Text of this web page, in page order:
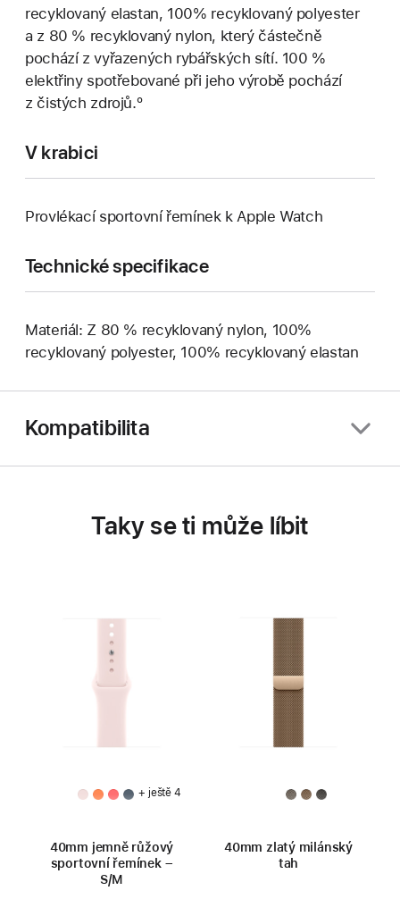
recyklovaný elastan, 100% recyklovaný polyester
a z 80 % recyklovaný nylon, který částečně
pochází z vyřazených rybářských sítí. 100 %
elektřiny spotřebované při jeho výrobě pochází
z čistých zdrojů.º
V krabici
Provlékací sportovní řemínek k Apple Watch
Technické specifikace
Materiál: Z 80 % recyklovaný nylon, 100%
recyklovaný polyester, 100% recyklovaný elastan
Kompatibilita
Taky se ti může líbit
+ ještě 4
40mm jemně růžový
sportovní řemínek –
S/M
40mm zlatý milánský
tah